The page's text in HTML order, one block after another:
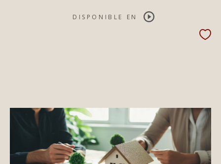
DISPONIBLE EN